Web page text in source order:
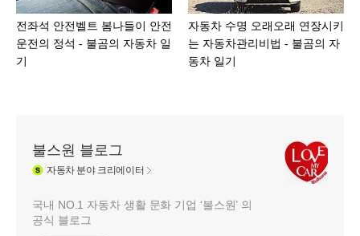
전좌석 안전벨트 봄나들이 안전
운전의 정석 - 불곰의 자동차 일
기
자동차 수명 오래오래 연장시키
는 자동차관리비법 - 불곰의 자
동차 일기
불스원 블로그
자동차분야 크리에이터
국내 NO.1 자동차 생활 문화 기업 ‘불스원’ 의
공식 블로그